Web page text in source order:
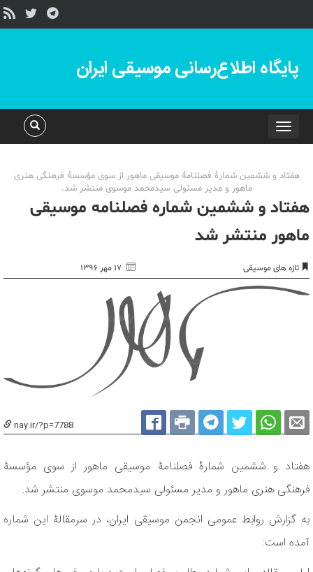
پایگاه اطلاع‌رسانی موسیقی ایران
Toggle
navigation
هفتاد و ششمین شمارۀ فصلنامۀ موسیقی ماهور از سوی مؤسسۀ فرهنگی هنری
ماهور و مدیر مسئولی سیدمحمد موسوی منتشر شد.
هفتاد و ششمین شماره فصلنامه موسیقی
ماهور منتشر شد
تازه های موسیقی ۱۷ مهر ۱۳۹۶
nay.ir/?p=7788
هفتاد و ششمین شمارۀ فصلنامۀ موسیقی ماهور از سوی مؤسسۀ
فرهنگی هنری ماهور و مدیر مسئولی سیدمحمد موسوی منتشر شد.
به گزارش روابط عمومی انجمن موسیقی ایران، در سرمقالۀ این شماره
آمده است: